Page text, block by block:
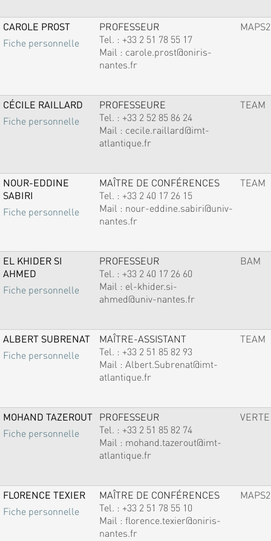
CAROLE PROST
Fiche personnelle
PROFESSEUR
Tel. : +33 2 51 78 55 17
Mail : carole.prost@oniris-
nantes.fr
MAPS2
CÉCILE RAILLARD
Fiche personnelle
PROFESSEURE
Tel. : +33 2 52 85 86 24
Mail : cecile.raillard@imt-
atlantique.fr
TEAM
NOUR-EDDINE
SABIRI
Fiche personnelle
MAÎTRE DE CONFÉRENCES
Tel. : +33 2 40 17 26 15
Mail : nour-eddine.sabiri@univ-
nantes.fr
TEAM
EL KHIDER SI
AHMED
Fiche personnelle
PROFESSEUR
Tel. : +33 2 40 17 26 60
Mail : el-khider.si-
ahmed@univ-nantes.fr
BAM
ALBERT SUBRENAT
Fiche personnelle
MAÎTRE-ASSISTANT
Tel. : +33 2 51 85 82 93
Mail : Albert.Subrenat@imt-
atlantique.fr
TEAM
MOHAND TAZEROUT
Fiche personnelle
PROFESSEUR
Tel. : +33 2 51 85 82 74
Mail : mohand.tazerout@imt-
atlantique.fr
VERTE
FLORENCE TEXIER
Fiche personnelle
MAÎTRE DE CONFÉRENCES
Tel. : +33 2 51 78 55 10
Mail : florence.texier@oniris-
nantes.fr
MAPS2